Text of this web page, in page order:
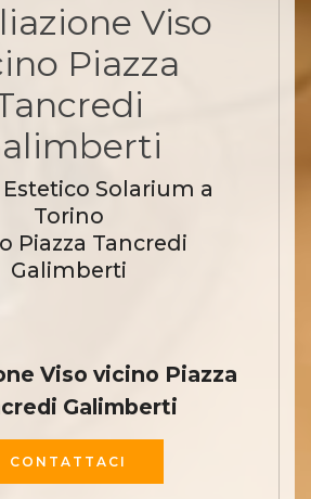
Viso
Piazza
Solarium a
Torino
Piazza Tancredi
Galimberti
Viso vicino Piazza
Galimberti
CONTATTACI